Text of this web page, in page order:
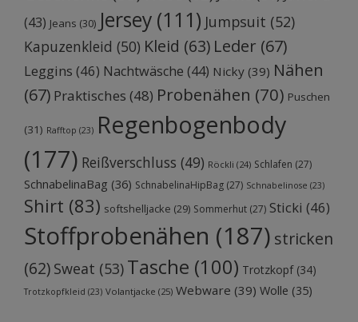
(43) Jeans (30) Jersey (111) Jumpsuit (52)
Kapuzenkleid (50) Kleid (63) Leder (67)
Leggins (46) Nachtwäsche (44) Nicky (39) Nähen
(67) Praktisches (48) Probenähen (70) Puschen
(31) Rafftop (23) Regenbogenbody
(177) Reißverschluss (49) Röckli (24) Schlafen (27)
SchnabelinaBag (36) SchnabelinaHipBag (27) Schnabelinose (23)
Shirt (83) softshelljacke (29) Sommerhut (27) Sticki (46)
Stoffprobenähen (187) stricken
(62) Sweat (53) Tasche (100) Trotzkopf(34)
Trotzkopfkleid (23) Volantjacke (25) Webware (39) Wolle (35)